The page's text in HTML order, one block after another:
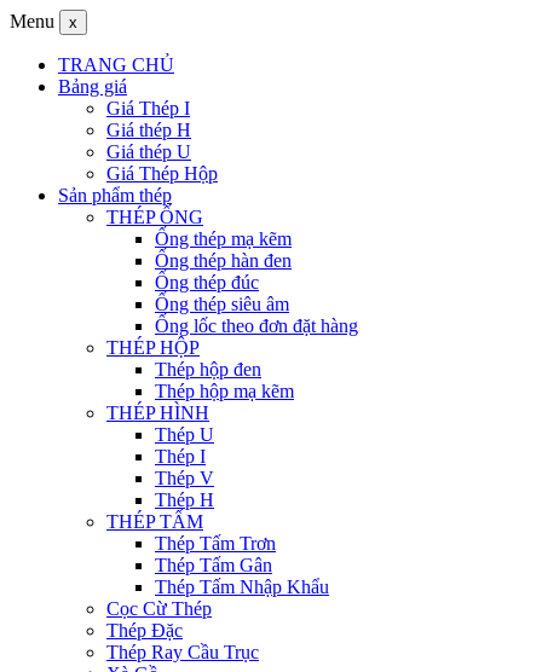
Menu x
TRANG CHỦ
Bảng giá
Giá Thép I
Giá thép H
Giá thép U
Giá Thép Hộp
Sản phẩm thép
THÉP ỐNG
Ống thép mạ kẽm
Ống thép hàn đen
Ống thép đúc
Ống thép siêu âm
Ống lốc theo đơn đặt hàng
THÉP HỘP
Thép hộp đen
Thép hộp mạ kẽm
THÉP HÌNH
Thép U
Thép I
Thép V
Thép H
THÉP TẤM
Thép Tấm Trơn
Thép Tấm Gân
Thép Tấm Nhập Khẩu
Cọc Cừ Thép
Thép Đặc
Thép Ray Cầu Trục